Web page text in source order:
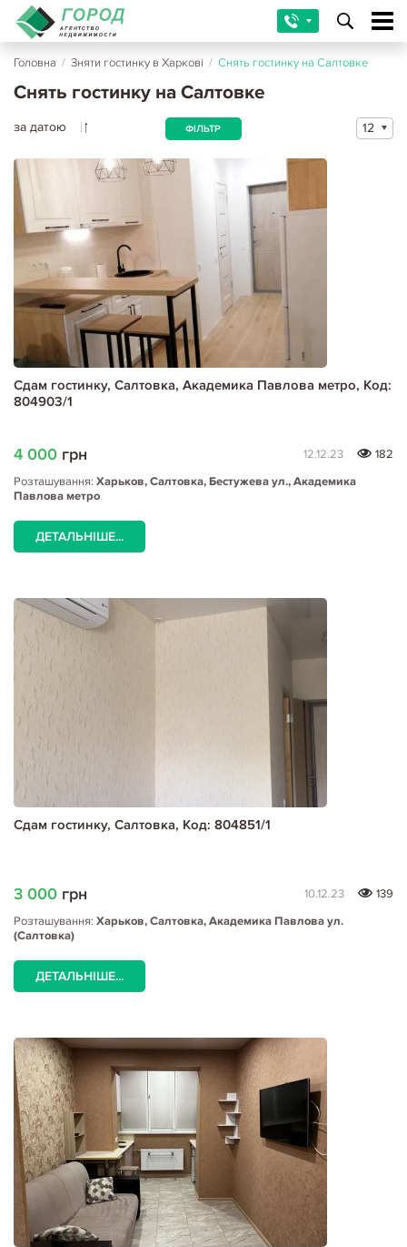
Головна / Зняти гостинку в Харкові / Снять гостинку на Салтовке
Снять гостинку на Салтовке
за датою ФІЛЬТР 12
Сдам гостинку, Салтовка, Академика Павлова метро, Код:
804903/1
4 000 грн 12.12.23
182
Розташування: Харьков, Салтовка, Бестужева ул., Академика
Павлова метро
ДЕТАЛЬНІШЕ...
Сдам гостинку, Салтовка, Код: 804851/1
3 000 грн 10.12.23
139
Розташування: Харьков, Салтовка, Академика Павлова ул.
(Салтовка)
ДЕТАЛЬНІШЕ...